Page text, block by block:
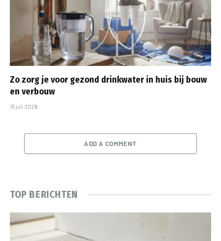
Zo zorg je voor gezond drinkwater in huis bij bouw
en verbouw
15 juli 2026
ADD A COMMENT
TOP BERICHTEN